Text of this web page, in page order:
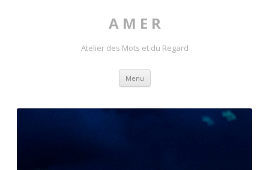
A M E R
Atelier des Mots et du Regard
Menu Skip to content